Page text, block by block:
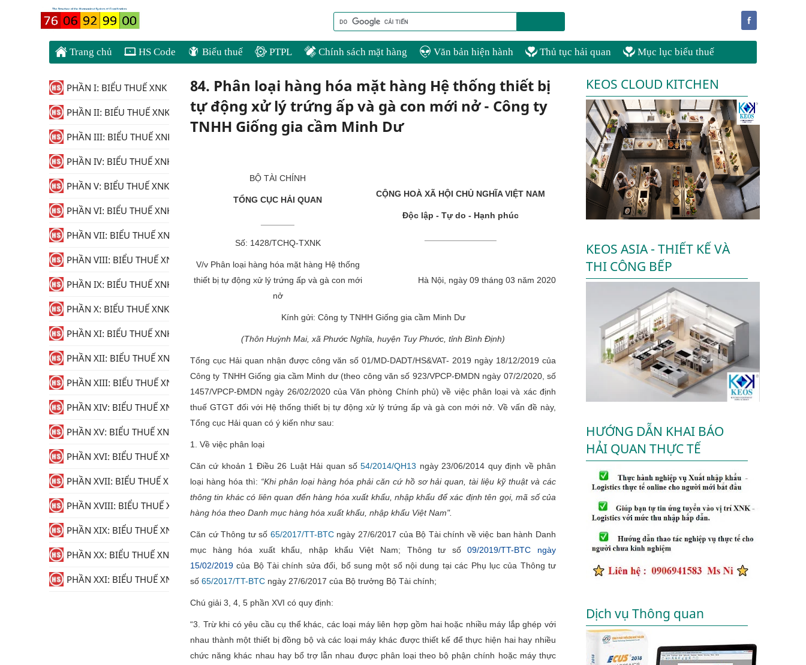
f
Trang chủ HS Code Biểu thuế PTPL Chính sách mặt hàng Văn bản hiện hành Thủ tục hải quan Mục lục biểu thuế
84. Phân loại hàng hóa mặt hàng Hệ thống thiết bị
tự động xử lý trứng ấp và gà con mới nở - Công ty
TNHH Giống gia cầm Minh Dư
BỘ TÀI CHÍNH
TỔNG CỤC HẢI QUAN
Số: 1428/TCHQ-TXNK
V/v Phân loại hàng hóa mặt hàng Hệ thống
thiết bị tự động xử lý trứng ấp và gà con mới
nở
CỘNG HOÀ XÃ HỘI CHỦ NGHĨA VIỆT NAM
Độc lập - Tự do - Hạnh phúc
Hà Nội, ngày 09 tháng 03 năm 2020
Kính gửi: Công ty TNHH Giống gia cầm Minh Dư
(Thôn Huỳnh Mai, xã Phước Nghĩa, huyện Tuy Phước, tỉnh Bình Định)
Tổng cục Hải quan nhận được công văn số 01/MD-DADT/HS&VAT- 2019 ngày 18/12/2019 của
Công ty TNHH Giống gia cầm Minh dư (theo công văn số 923/VPCP-ĐMDN ngày 07/2/2020, số
1457/VPCP-ĐMDN ngày 26/02/2020 của Văn phòng Chính phủ) về việc phân loại và xác định
thuế GTGT đối với Hệ thống thiết bị tự động xử lý trứng ấp và gà con mới nở. Về vấn đề này,
Tổng cục Hải quan có ý kiến như sau:
1. Về việc phân loại
Căn cứ khoản 1 Điều 26 Luật Hải quan số54/2014/QH13 ngày 23/06/2014 quy định về phân
loại hàng hóa thì: “Khi phân loại hàng hóa phải căn cứ hồ sơ hải quan, tài liệu kỹ thuật và các
thông tin khác có liên quan đến hàng hóa xuất khẩu, nhập khẩu để xác định tên gọi, mã số của
hàng hóa theo Danh mục hàng hóa xuất khẩu, nhập khẩu Việt Nam".
Căn cứ Thông tư số 65/2017/TT-BTCngày 27/6/2017 của Bộ Tài chính về việc ban hành Danh
mục hàng hóa xuất khẩu, nhập khẩu Việt Nam; Thông tư số09/2019/TT-BTC ngày
15/02/2019 của Bộ Tài chính sửa đổi, bổ sung một số nội dung tại các Phụ lục của Thông tư
số 65/2017/TT-BTC ngày 27/6/2017 của Bộ trưởng Bộ Tài chính;
Chú giải 3, 4, 5 phần XVI có quy định:
“3. Trừ khi có yêu cầu cụ thể khác, các loại máy liên hợp gồm hai hoặc nhiều máy lắp ghép với
nhau thành một thiết bị đồng bộ và các loại máy khác được thiết kế để thực hiện hai hay nhiều
chức năng khác nhau hay bổ trợ lẫn nhau được phân loại theo bộ phận chính hoặc máy thực
KEOS CLOUD KITCHEN
KEOS ASIA - THIẾT KẾ VÀ
THI CÔNG BẾP
HƯỚNG DẪN KHAI BÁO
HẢI QUAN THỰC TẾ
Dịch vụ Thông quan
PHẦN I: BIỂU THUẾ XNK
PHẦN II: BIỂU THUẾ XNK
PHẦN III: BIỂU THUẾ XNK
PHẦN IV: BIỂU THUẾ XNK
PHẦN V: BIỂU THUẾ XNK
PHẦN VI: BIỂU THUẾ XNK
PHẦN VII: BIỂU THUẾ XNK
PHẦN VIII: BIỂU THUẾ XNK
PHẦN IX: BIỂU THUẾ XNK
PHẦN X: BIỂU THUẾ XNK
PHẦN XI: BIỂU THUẾ XNK
PHẦN XII: BIỂU THUẾ XNK
PHẦN XIII: BIỂU THUẾ XNK
PHẦN XIV: BIỂU THUẾ XNK
PHẦN XV: BIỂU THUẾ XNK
PHẦN XVI: BIỂU THUẾ XNK
PHẦN XVII: BIỂU THUẾ XNK
PHẦN XVIII: BIỂU THUẾ XNK
PHẦN XIX: BIỂU THUẾ XNK
PHẦN XX: BIỂU THUẾ XNK
PHẦN XXI: BIỂU THUẾ XNK